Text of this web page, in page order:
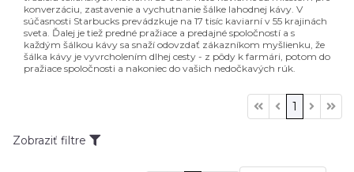
konverzáciu, zastavenie a vychutnanie šálke lahodnej kávy. V
súčasnosti Starbucks prevádzkuje na 17 tisíc kaviarní v 55 krajinách
sveta. Ďalej je tiež predné pražiace a predajné spoločností a s
každým šálkou kávy sa snaží odovzdať zákazníkom myšlienku, že
šálka kávy je vyvrcholením dlhej cesty - z pôdy k farmári, potom do
pražiace spoločnosti a nakoniec do vašich nedočkavých rúk.
1
Zobraziť filtre